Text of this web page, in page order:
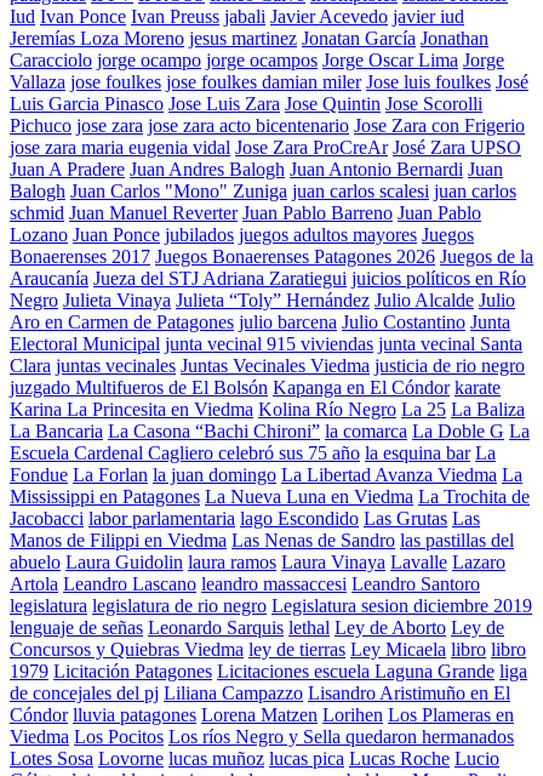
Iud Ivan Ponce Ivan Preuss jabali Javier Acevedo javier iud
Jeremías Loza Moreno jesus martinez Jonatan García Jonathan
Caracciolo jorge ocampo jorge ocampos Jorge Oscar Lima Jorge
Vallaza jose foulkes jose foulkes damian miler Jose luis foulkes José
Luis Garcia Pinasco Jose Luis Zara Jose Quintin Jose Scorolli
Pichuco jose zara jose zara acto bicentenario Jose Zara con Frigerio
jose zara maria eugenia vidal Jose Zara ProCreAr José Zara UPSO
Juan A Pradere Juan Andres Balogh Juan Antonio Bernardi Juan
Balogh Juan Carlos "Mono" Zuniga juan carlos scalesi juan carlos
schmid Juan Manuel Reverter Juan Pablo Barreno Juan Pablo
Lozano Juan Ponce jubilados juegos adultos mayores Juegos
Bonaerenses 2017 Juegos Bonaerenses Patagones 2026 Juegos de la
Araucanía Jueza del STJ Adriana Zaratiegui juicios políticos en Río
Negro Julieta Vinaya Julieta “Toly” Hernández Julio Alcalde Julio
Aro en Carmen de Patagones julio barcena Julio Costantino Junta
Electoral Municipal junta vecinal 915 viviendas junta vecinal Santa
Clara juntas vecinales Juntas Vecinales Viedma justicia de rio negro
juzgado Multifueros de El Bolsón Kapanga en El Cóndor karate
Karina La Princesita en Viedma Kolina Río Negro La 25 La Baliza
La Bancaria La Casona “Bachi Chironi” la comarca La Doble G La
Escuela Cardenal Cagliero celebró sus 75 año la esquina bar La
Fondue La Forlan la juan domingo La Libertad Avanza Viedma La
Mississippi en Patagones La Nueva Luna en Viedma La Trochita de
Jacobacci labor parlamentaria lago Escondido Las Grutas Las
Manos de Filippi en Viedma Las Nenas de Sandro las pastillas del
abuelo Laura Guidolin laura ramos Laura Vinaya Lavalle Lazaro
Artola Leandro Lascano leandro massaccesi Leandro Santoro
legislatura legislatura de rio negro Legislatura sesion diciembre 2019
lenguaje de señas Leonardo Sarquis lethal Ley de Aborto Ley de
Concursos y Quiebras Viedma ley de tierras Ley Micaela libro libro
1979 Licitación Patagones Licitaciones escuela Laguna Grande liga
de concejales del pj Liliana Campazzo Lisandro Aristimuño en El
Cóndor lluvia patagones Lorena Matzen Lorihen Los Plameras en
Viedma Los Pocitos Los ríos Negro y Sella quedaron hermanados
Lotes Sosa Lovorne lucas muñoz lucas pica Lucas Roche Lucio